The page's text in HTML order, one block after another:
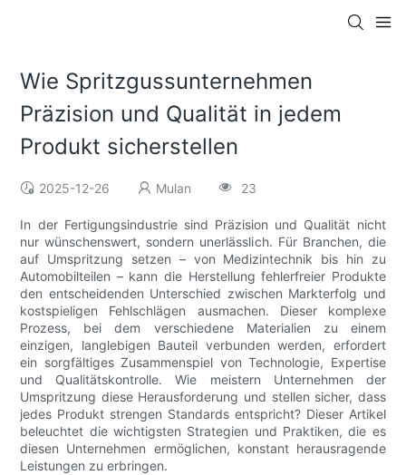
Wie Spritzgussunternehmen
Präzision und Qualität in jedem
Produkt sicherstellen
2025-12-26 Mulan 23
In der Fertigungsindustrie sind Präzision und Qualität nicht
nur wünschenswert, sondern unerlässlich. Für Branchen, die
auf Umspritzung setzen – von Medizintechnik bis hin zu
Automobilteilen – kann die Herstellung fehlerfreier Produkte
den entscheidenden Unterschied zwischen Markterfolg und
kostspieligen Fehlschlägen ausmachen. Dieser komplexe
Prozess, bei dem verschiedene Materialien zu einem
einzigen, langlebigen Bauteil verbunden werden, erfordert
ein sorgfältiges Zusammenspiel von Technologie, Expertise
und Qualitätskontrolle. Wie meistern Unternehmen der
Umspritzung diese Herausforderung und stellen sicher, dass
jedes Produkt strengen Standards entspricht? Dieser Artikel
beleuchtet die wichtigsten Strategien und Praktiken, die es
diesen Unternehmen ermöglichen, konstant herausragende
Leistungen zu erbringen.